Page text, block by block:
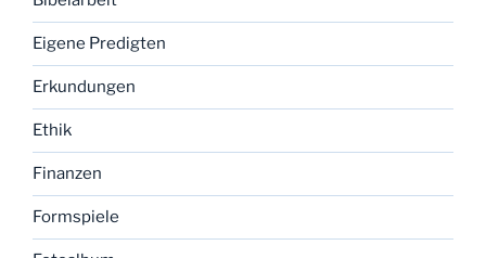
Eigene Predigten
Erkundungen
Ethik
Finanzen
Formspiele